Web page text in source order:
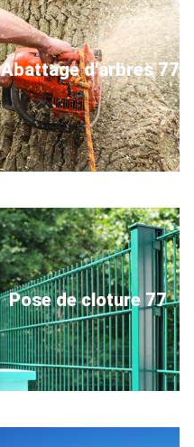
Abattage d'arbres 77
Pose de cloture 77